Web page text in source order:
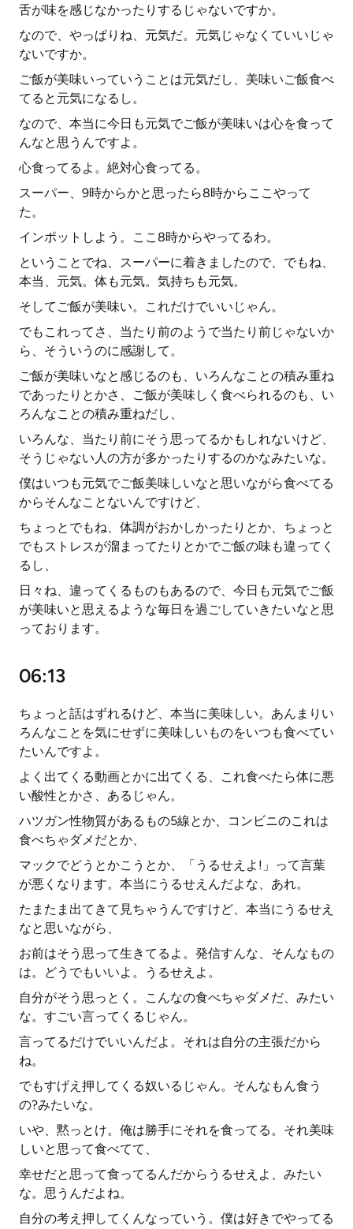
舌が味を感じなかったりするじゃないですか。
なので、やっぱりね、元気だ。元気じゃなくていいじゃ
ないですか。
ご飯が美味いっていうことは元気だし、美味いご飯食べ
てると元気になるし。
なので、本当に今日も元気でご飯が美味いは心を食って
んなと思うんですよ。
心食ってるよ。絶対心食ってる。
スーパー、9時からかと思ったら8時からここやって
た。
インポットしよう。ここ8時からやってるわ。
ということでね、スーパーに着きましたので、でもね、
本当、元気。体も元気。気持ちも元気。
そしてご飯が美味い。これだけでいいじゃん。
でもこれってさ、当たり前のようで当たり前じゃないか
ら、そういうのに感謝して。
ご飯が美味いなと感じるのも、いろんなことの積み重ね
であったりとかさ、ご飯が美味しく食べられるのも、い
ろんなことの積み重ねだし、
いろんな、当たり前にそう思ってるかもしれないけど、
そうじゃない人の方が多かったりするのかなみたいな。
僕はいつも元気でご飯美味しいなと思いながら食べてる
からそんなことないんですけど、
ちょっとでもね、体調がおかしかったりとか、ちょっと
でもストレスが溜まってたりとかでご飯の味も違ってく
るし、
日々ね、違ってくるものもあるので、今日も元気でご飯
が美味いと思えるような毎日を過ごしていきたいなと思
っております。
06:13
ちょっと話はずれるけど、本当に美味しい。あんまりい
ろんなことを気にせずに美味しいものをいつも食べてい
たいんですよ。
よく出てくる動画とかに出てくる、これ食べたら体に悪
い酸性とかさ、あるじゃん。
ハツガン性物質があるもの5線とか、コンビニのこれは
食べちゃダメだとか、
マックでどうとかこうとか、「うるせえよ!」って言葉
が悪くなります。本当にうるせえんだよな、あれ。
たまたま出てきて見ちゃうんですけど、本当にうるせえ
なと思いながら、
お前はそう思って生きてるよ。発信すんな、そんなもの
は。どうでもいいよ。うるせえよ。
自分がそう思っとく。こんなの食べちゃダメだ、みたい
な。すごい言ってくるじゃん。
言ってるだけでいいんだよ。それは自分の主張だから
ね。
でもすげえ押してくる奴いるじゃん。そんなもん食う
の?みたいな。
いや、黙っとけ。俺は勝手にそれを食ってる。それ美味
しいと思って食べてて、
幸せだと思って食ってるんだからうるせえよ、みたい
な。思うんだよね。
自分の考え押してくんなっていう。僕は好きでやってる